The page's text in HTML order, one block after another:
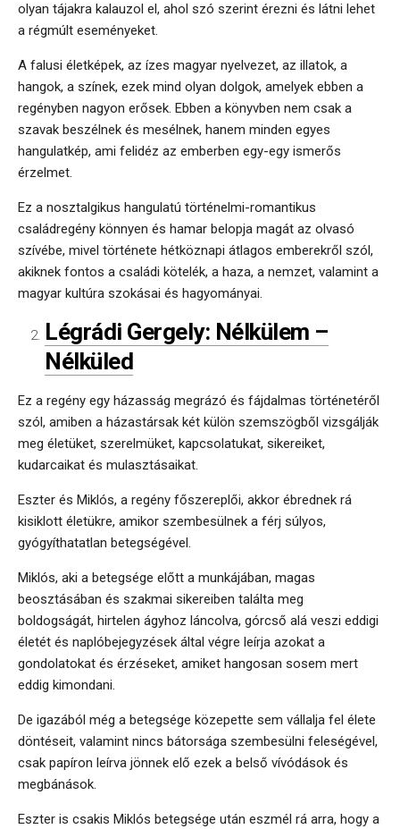
olyan tájakra kalauzol el, ahol szó szerint érezni és látni lehet
a régmúlt eseményeket.
A falusi életképek, az ízes magyar nyelvezet, az illatok, a
hangok, a színek, ezek mind olyan dolgok, amelyek ebben a
regényben nagyon erősek. Ebben a könyvben nem csak a
szavak beszélnek és mesélnek, hanem minden egyes
hangulatkép, ami felidéz az emberben egy-egy ismerős
érzelmet.
Ez a nosztalgikus hangulatú történelmi-romantikus
családregény könnyen és hamar belopja magát az olvasó
szívébe, mivel története hétköznapi átlagos emberekről szól,
akiknek fontos a családi kötelék, a haza, a nemzet, valamint a
magyar kultúra szokásai és hagyományai.
Légrádi Gergely: Nélkülem –
Nélküled
Ez a regény egy házasság megrázó és fájdalmas történetéről
szól, amiben a házastársak két külön szemszögből vizsgálják
meg életüket, szerelmüket, kapcsolatukat, sikereiket,
kudarcaikat és mulasztásaikat.
Eszter és Miklós, a regény főszereplői, akkor ébrednek rá
kisiklott életükre, amikor szembesülnek a férj súlyos,
gyógyíthatatlan betegségével.
Miklós, aki a betegsége előtt a munkájában, magas
beosztásában és szakmai sikereiben találta meg
boldogságát, hirtelen ágyhoz láncolva, górcső alá veszi eddigi
életét és naplóbejegyzések által végre leírja azokat a
gondolatokat és érzéseket, amiket hangosan sosem mert
eddig kimondani.
De igazából még a betegsége közepette sem vállalja fel élete
döntéseit, valamint nincs bátorsága szembesülni feleségével,
csak papíron leírva jönnek elő ezek a belső vívódások és
megbánások.
Eszter is csakis Miklós betegsége után eszmél rá arra, hogy a